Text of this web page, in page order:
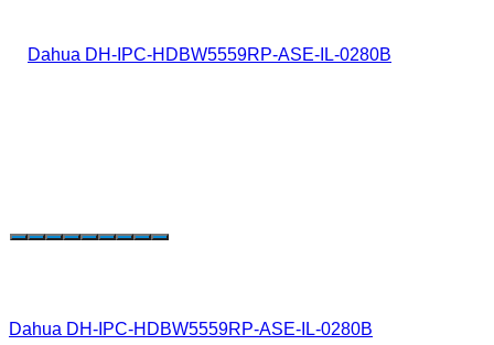
Dahua DH-IPC-HDBW5559RP-ASE-IL-0280B